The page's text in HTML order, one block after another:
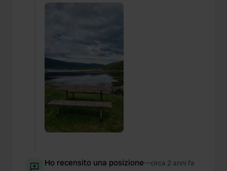
Ho recensito una posizione—circa 2 anni fa